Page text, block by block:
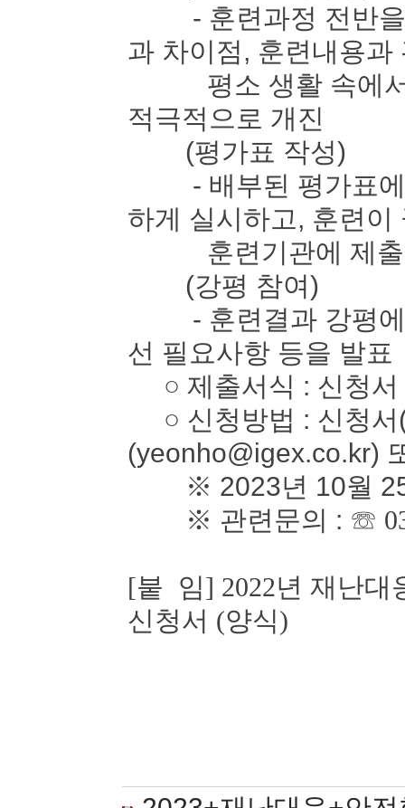
- 훈련과정 전반을
과 차이점, 훈련내용과
평소 생활 속에서
적극적으로 개진
(평가표 작성)
- 배부된 평가표에
하게 실시하고, 훈련이
훈련기관에 제출
(강평 참여)
- 훈련결과 강평에
선 필요사항 등을 발표
○ 제출서식 : 신청서
○ 신청방법 : 신청서
(yeonho@igex.co.kr)
※ 2023년 10월 25
※ 관련문의 : ☏
[붙 임] 2022년 재난대
신청서 (양식)